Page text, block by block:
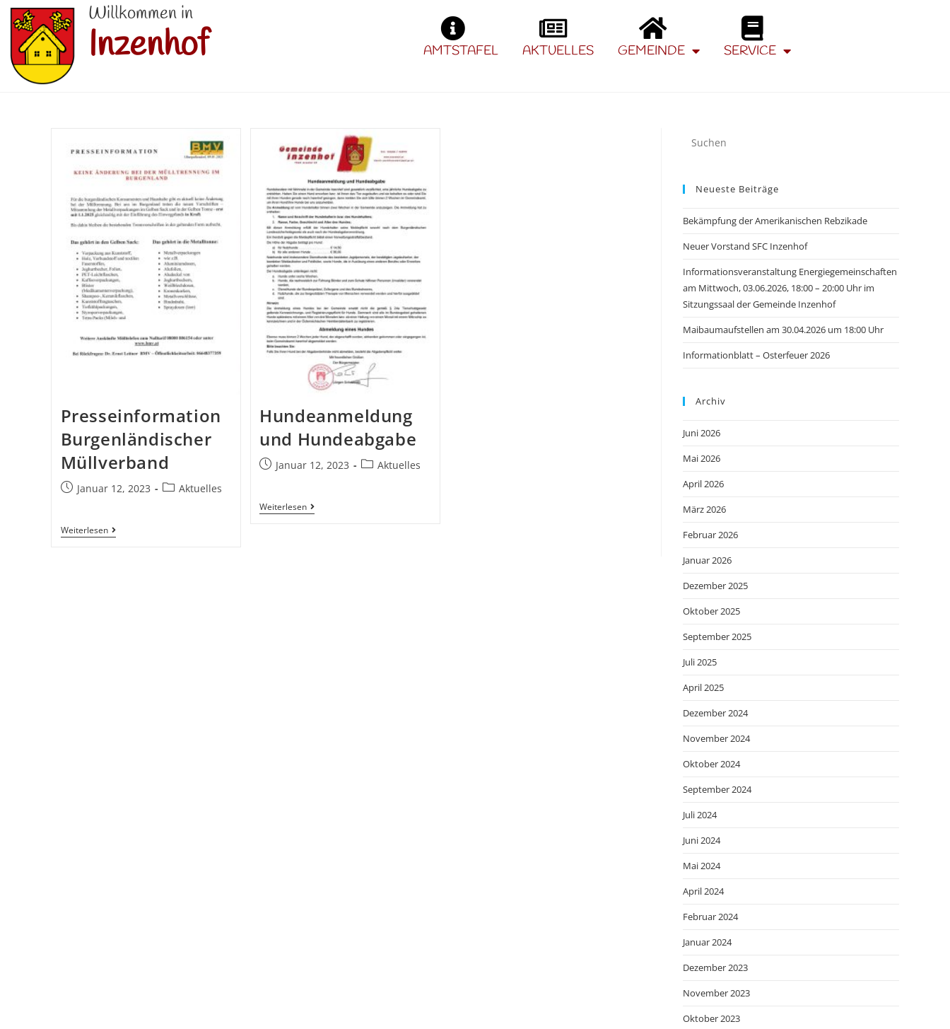
Willkommen in
Inzenhof AMTSTAFEL AKTUELLES GEMEINDE SERVICE
Presseinformation
Burgenländischer
Müllverband
Januar 12, 2023 Aktuelles
Weiterlesen
Hundeanmeldung
und Hundeabgabe
Januar 12, 2023 Aktuelles
Weiterlesen
Neueste Beiträge
Bekämpfung der Amerikanischen Rebzikade
Neuer Vorstand SFC Inzenhof
Informationsveranstaltung Energiegemeinschaften
am Mittwoch, 03.06.2026, 18:00 – 20:00 Uhr im
Sitzungssaal der Gemeinde Inzenhof
Maibaumaufstellen am 30.04.2026 um 18:00 Uhr
Informationblatt – Osterfeuer 2026
Archiv
Juni 2026
Mai 2026
April 2026
März 2026
Februar 2026
Januar 2026
Dezember 2025
Oktober 2025
September 2025
Juli 2025
April 2025
Dezember 2024
November 2024
Oktober 2024
September 2024
Juli 2024
Juni 2024
Mai 2024
April 2024
Februar 2024
Januar 2024
Dezember 2023
November 2023
Oktober 2023